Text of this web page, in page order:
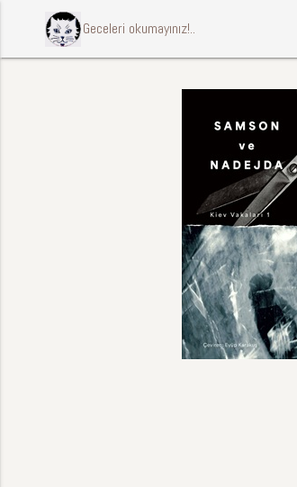
ccccci Geceleri okumayınız!..